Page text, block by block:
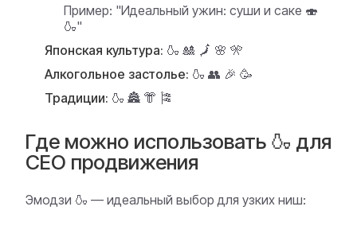
Пример: "Идеальный ужин: суши и саке 🍣
🍶"
Японская культура: 🍶 🎎 🗾 🌸 🎌
Алкогольное застолье: 🍶 👥 🎉 🥳
Традиции: 🍶 🏯 👘 🎏
Где можно использовать 🍶 для
СЕО продвижения
Эмодзи 🍶 — идеальный выбор для узких ниш: